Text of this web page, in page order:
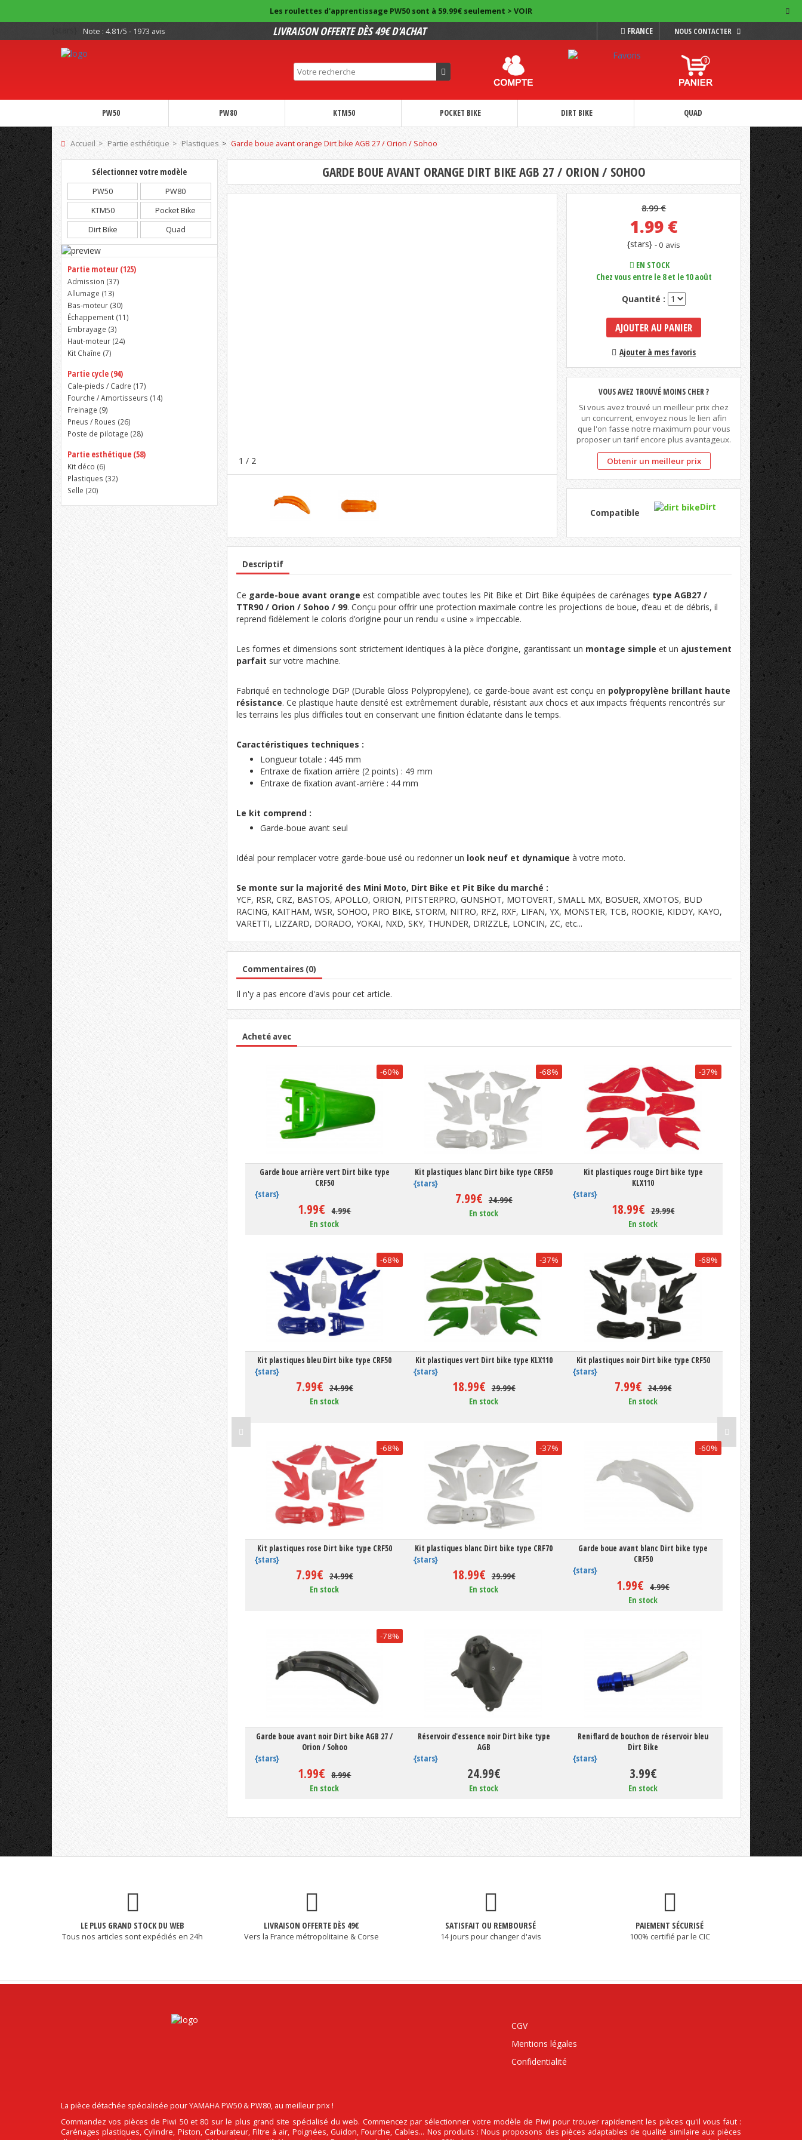
Les roulettes d'apprentissage PW50 sont à 59.99€ seulement > VOIR
Note : 4.81/5 - 1973 avis LIVRAISON OFFERTE DÈS 49€ D'ACHAT NOUS CONTACTER
FRANCE
0
PW50 PW80 KTM50 POCKET BIKE DIRT BIKE QUAD
Accueil Partie esthétique Plastiques Garde boue avant orange Dirt bike AGB 27 / Orion / Sohoo
Sélectionnez votre modèle
PW50
PW80
KTM50
Pocket Bike
Dirt Bike
Quad
Partie moteur (125)
Admission (37)
Allumage (13)
Bas-moteur (30)
Échappement (11)
Embrayage (3)
Haut-moteur (24)
Kit Chaîne (7)
Partie cycle (94)
Cale-pieds / Cadre (17)
Fourche / Amortisseurs (14)
Freinage (9)
Pneus / Roues (26)
Poste de pilotage (28)
Partie esthétique (58)
Kit déco (6)
Plastiques (32)
Selle (20)
GARDE BOUE AVANT ORANGE DIRT BIKE AGB 27 / ORION / SOHOO
1 / 2
8.99 €
1.99€
{stars} - 0 avis
EN STOCK
Chez vous entre le 8 et le 10 août
Quantité :
AJOUTER AU PANIER
Ajouter à mes favoris
VOUS AVEZ TROUVÉ MOINS CHER ?
Si vous avez trouvé un meilleur prix chez
un concurrent, envoyez nous le lien afin
que l'on fasse notre maximum pour vous
proposer un tarif encore plus avantageux.
Obtenir un meilleur prix
Compatible
Dirt
Descriptif
Ce garde-boue avant orange est compatible avec toutes les Pit Bike et Dirt Bike équipées de carénages type AGB27 /
TTR90 / Orion / Sohoo / 99. Conçu pour offrir une protection maximale contre les projections de boue, d’eau et de débris, il
reprend fidèlement le coloris d’origine pour un rendu « usine » impeccable.
Les formes et dimensions sont strictement identiques à la pièce d’origine, garantissant un montage simple et un ajustement
parfait sur votre machine.
Fabriqué en technologie DGP (Durable Gloss Polypropylene), ce garde-boue avant est conçu en polypropylène brillant haute
résistance. Ce plastique haute densité est extrêmement durable, résistant aux chocs et aux impacts fréquents rencontrés sur
les terrains les plus difficiles tout en conservant une finition éclatante dans le temps.
Caractéristiques techniques :
Longueur totale : 445 mm
Entraxe de fixation arrière (2 points) : 49 mm
Entraxe de fixation avant-arrière : 44 mm
Le kit comprend :
Garde-boue avant seul
Idéal pour remplacer votre garde-boue usé ou redonner un look neuf et dynamique à votre moto.
Se monte sur la majorité des Mini Moto, Dirt Bike et Pit Bike du marché :
YCF, RSR, CRZ, BASTOS, APOLLO, ORION, PITSTERPRO, GUNSHOT, MOTOVERT, SMALL MX, BOSUER, XMOTOS, BUD
RACING, KAITHAM, WSR, SOHOO, PRO BIKE, STORM, NITRO, RFZ, RXF, LIFAN, YX, MONSTER, TCB, ROOKIE, KIDDY, KAYO,
VARETTI, LIZZARD, DORADO, YOKAI, NXD, SKY, THUNDER, DRIZZLE, LONCIN, ZC, etc...
Commentaires (0)
Il n'y a pas encore d'avis pour cet article.
Acheté avec
-60%
Garde boue arrière vert Dirt bike type
CRF50
{stars}
1.99€ 4.99€
En stock
-68%
Kit plastiques blanc Dirt bike type CRF50
{stars}
7.99€ 24.99€
En stock
-37%
Kit plastiques rouge Dirt bike type
KLX110
{stars}
18.99€ 29.99€
En stock
-68%
Kit plastiques bleu Dirt bike type CRF50
{stars}
7.99€ 24.99€
En stock
-37%
Kit plastiques vert Dirt bike type KLX110
{stars}
18.99€ 29.99€
En stock
-68%
Kit plastiques noir Dirt bike type CRF50
{stars}
7.99€ 24.99€
En stock
-68%
Kit plastiques rose Dirt bike type CRF50
{stars}
7.99€ 24.99€
En stock
-37%
Kit plastiques blanc Dirt bike type CRF70
{stars}
18.99€ 29.99€
En stock
-60%
Garde boue avant blanc Dirt bike type
CRF50
{stars}
1.99€ 4.99€
En stock
-78%
Garde boue avant noir Dirt bike AGB 27 /
Orion / Sohoo
{stars}
1.99€ 8.99€
En stock
Réservoir d'essence noir Dirt bike type
AGB
{stars}
24.99€
En stock
Reniflard de bouchon de réservoir bleu
Dirt Bike
{stars}
3.99€
En stock
LE PLUS GRAND STOCK DU WEB
Tous nos articles sont expédiés en 24h
LIVRAISON OFFERTE DÈS 49€
Vers la France métropolitaine & Corse
SATISFAIT OU REMBOURSÉ
14 jours pour changer d'avis
PAIEMENT SÉCURISÉ
100% certifié par le CIC
CGV
Mentions légales
Confidentialité
La pièce détachée spécialisée pour YAMAHA PW50 & PW80, au meilleur prix !
Commandez vos pièces de Piwi 50 et 80 sur le plus grand site spécialisé du web. Commencez par sélectionner votre modèle de Piwi pour trouver rapidement les pièces qu'il vous faut :
Carénages plastiques, Cylindre, Piston, Carburateur, Filtre à air, Poignées, Guidon, Fourche, Cables... Nos produits : Nous proposons des pièces adaptables de qualité similaire aux pièces